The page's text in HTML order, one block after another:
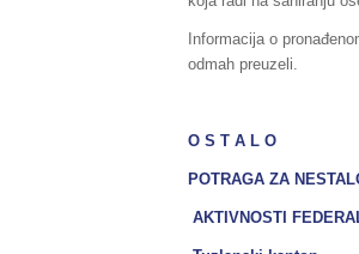
Informacija o
odmah preuzeli.
O S T A L O
POTRAGA ZA
AKTIVNOSTI